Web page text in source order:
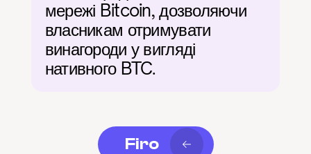
мережі Bitcoin, дозволяючи
власникам отримувати
винагороди у вигляді
нативного BTC.
Firo